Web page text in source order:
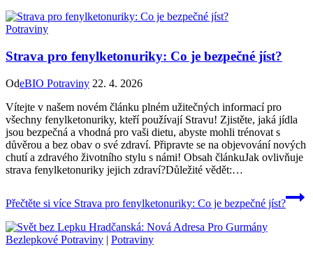
Potraviny
Strava pro fenylketonuriky: Co je bezpečné jíst?
OdeBIO Potraviny 22. 4. 2026
Vítejte v našem novém článku plném užitečných informací pro
všechny fenylketonuriky, kteří používají Stravu! Zjistěte, jaká jídla
jsou bezpečná a vhodná pro vaši dietu, abyste mohli trénovat s
důvěrou a bez obav o své zdraví. Připravte se na objevování nových
chutí a zdravého životního stylu s námi! Obsah článkuJak ovlivňuje
strava fenylketonuriky jejich zdraví?Důležité vědět:…
Přečtěte si více Strava pro fenylketonuriky: Co je bezpečné jíst?
Bezlepkové Potraviny | Potraviny